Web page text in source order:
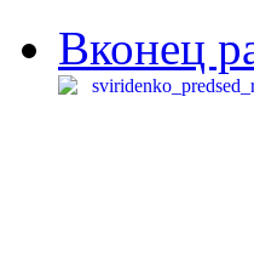
Вконец